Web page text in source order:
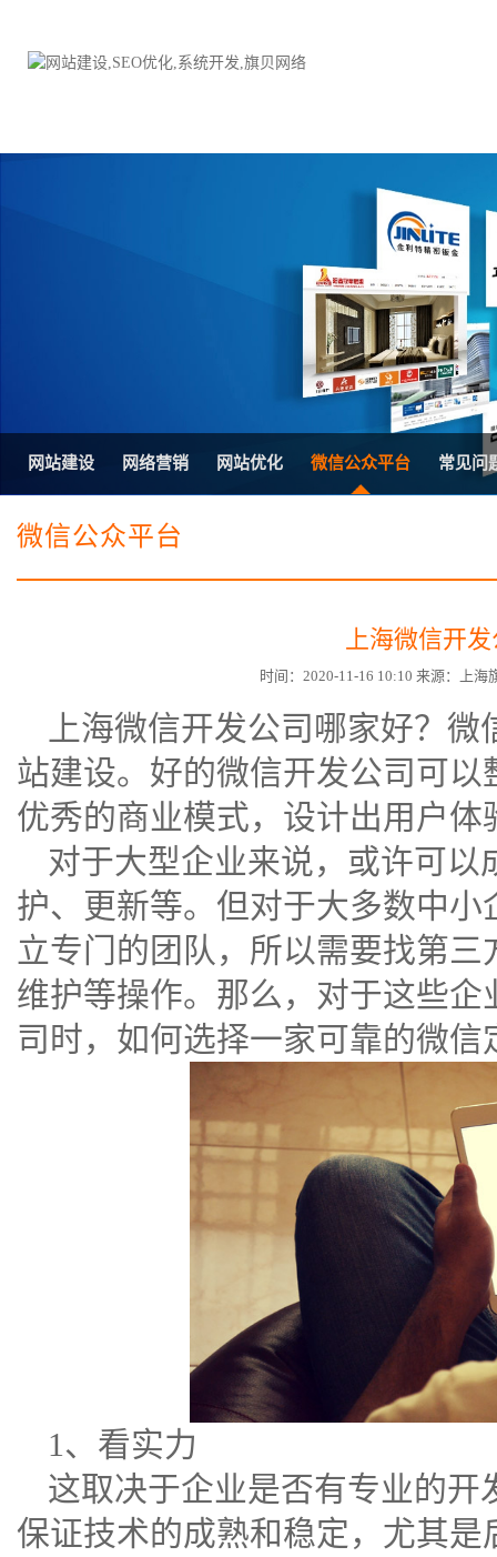
网站SEO优化
微信平台建设
电子商务商城建设
SSL证书
H5响应式网站建设方案
防伪防窜货系统
外贸多语言网站建设方
三级分销系统
网站推广优化方案
在线进销存管理
品牌加盟营销管理系统
营销型网站建设方案
网站建设 网络营销 网站优化 微信公众平台 常见问
微信公众平台
上海微信开
时间：2020-11-16 10:10 来源：上
上海微信开发公司 哪家好？微
站建设。好的微信开发公司可
优秀的商业模式，设计出用户体
对于大型企业来说，或许可
护、更新等。但对于大多数中
立专门的团队，所以需要找第
维护等操作。那么，对于这些
司时，如何选择一家可靠的微信
1、看实力
这取决于企业是否有专业的
保证技术的成熟和稳定，尤其